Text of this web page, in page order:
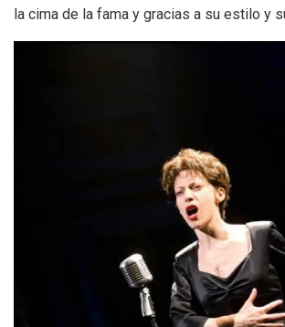
la cima de la fama y gracias a su estilo y